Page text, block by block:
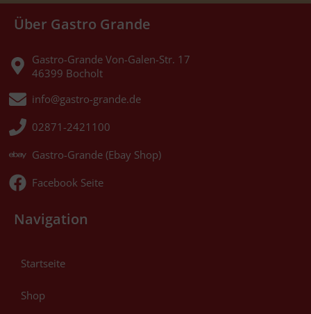
Über Gastro Grande
Gastro-Grande Von-Galen-Str. 17
46399 Bocholt
info@gastro-grande.de
02871-2421100
Gastro-Grande (Ebay Shop)
Facebook Seite
Navigation
Startseite
Shop